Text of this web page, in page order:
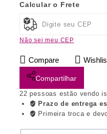
Calcular o Frete
Não sei meu CEP
Compare
Compartilhar
22 pessoas estão vendo
Prazo de entrega
Primeira troca e